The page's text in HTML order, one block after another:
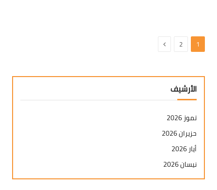
1
2 التالي
الأرشيف
تموز 2026
حزيران 2026
أيار 2026
نيسان 2026
آذار 2026